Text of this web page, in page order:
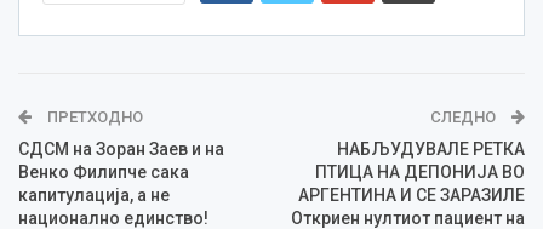
ПРЕТХОДНО
СДСМ на Зоран Заев и на
Венко Филипче сака
капитулација, а не
национално единство!
СЛЕДНО
НАБЉУДУВАЛЕ РЕТКА
ПТИЦА НА ДЕПОНИЈА ВО
АРГЕНТИНА И СЕ ЗАРАЗИЛЕ
Откриен нултиот пациент на